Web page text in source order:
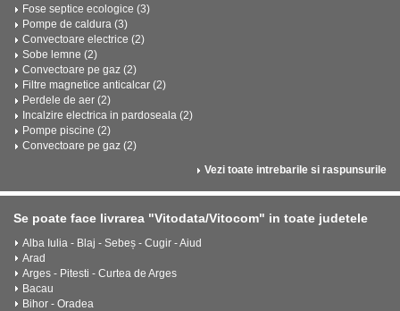
Fose septice ecologice (3)
Pompe de caldura (3)
Convectoare electrice (2)
Sobe lemne (2)
Convectoare pe gaz (2)
Filtre magnetice anticalcar (2)
Perdele de aer (2)
Incalzire electrica in pardoseala (2)
Pompe piscine (2)
Convectoare pe gaz (2)
Vezi toate intrebarile si raspunsurile
Se poate face livrarea "Vitodata/Vitocom" in toate judetele
Alba Iulia - Blaj - Sebeș - Cugir - Aiud
Arad
Arges - Pitesti - Curtea de Arges
Bacau
Bihor - Oradea